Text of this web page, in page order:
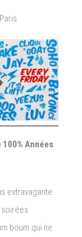
Années
extravagante
soirées
boum qui ne